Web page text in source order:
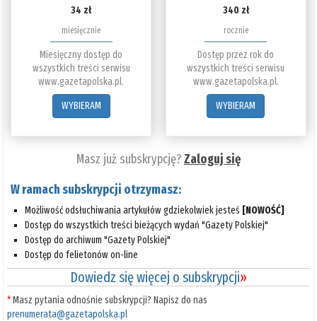
34 zł
miesięcznie
Miesięczny dostęp do
wszystkich treści serwisu
www.gazetapolska.pl.
WYBIERAM
340 zł
rocznie
Dostęp przez rok do
wszystkich treści serwisu
www.gazetapolska.pl.
WYBIERAM
Masz już subskrypcję?Zaloguj się
W ramach subskrypcji otrzymasz:
Możliwość odsłuchiwania artykułów gdziekolwiek jesteś [NOWOŚĆ]
Dostęp do wszystkich treści bieżących wydań "Gazety Polskiej"
Dostęp do archiwum "Gazety Polskiej"
Dostęp do felietonów on-line
Dowiedz się więcej o subskrypcji»
*Masz pytania odnośnie subskrypcji? Napisz do nas
prenumerata@gazetapolska.pl